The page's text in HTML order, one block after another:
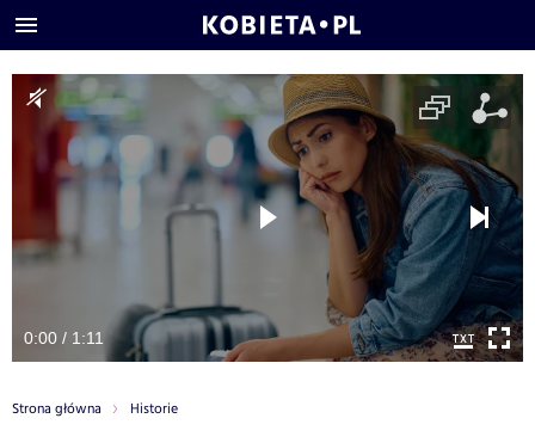
0:00 / 1:11
Strona główna Historie